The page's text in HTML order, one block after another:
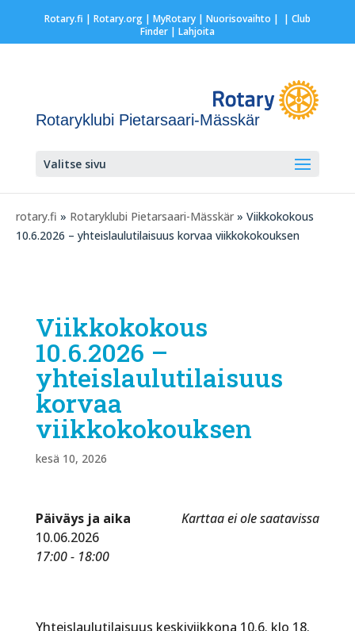
Rotary.fi | Rotary.org| MyRotary | Nuorisovaihto | | Club
Finder| Lahjoita
Rotaryklubi Pietarsaari-Mässkär
Valitse sivu
rotary.fi » Rotaryklubi Pietarsaari-Mässkär » Viikkokokous
10.6.2026 – yhteislaulutilaisuus korvaa viikkokokouksen
Viikkokokous
10.6.2026 –
yhteislaulutilaisuus
korvaa
viikkokokouksen
kesä 10, 2026
Karttaa ei ole saatavissa
Päiväys ja aika
10.06.2026
17:00 - 18:00
Yhteislaulutilaisuus keskiviikkona 10.6. klo 18.